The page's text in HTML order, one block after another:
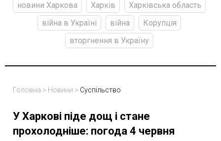
новини Харкова Харків
Харківська область
війна в Україні
війна
Корупція
вторгнення в Україну
Головна > Новини > Суспільство
У Харкові піде дощ і стане
прохолодніше: погода 4 червня